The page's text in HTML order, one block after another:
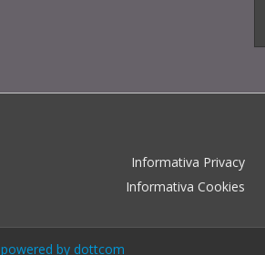
Informativa Privacy
Informativa Cookies
powered by dottcom